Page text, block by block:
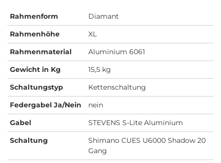
Rahmenform
Diamant
Rahmenhöhe
XL
Rahmenmaterial
Aluminium 6061
Gewicht in Kg
15,5 kg
Schaltungstyp
Kettenschaltung
Federgabel Ja/Nein
nein
Gabel
STEVENS S-Lite Aluminium
Schaltung
Shimano CUES U6000 Shadow 20
Gang